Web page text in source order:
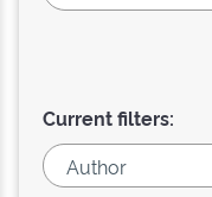
Current filters: